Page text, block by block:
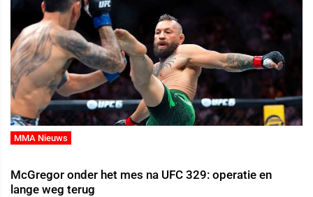
MMA Nieuws
McGregor onder het mes na UFC 329: operatie en
lange weg terug